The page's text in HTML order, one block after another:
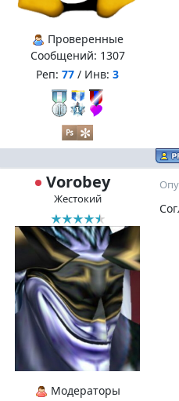
Проверенные
Сообщений: 1307
Реп: 77 / Инв: 3
Vorobey
Жестокий
Модераторы